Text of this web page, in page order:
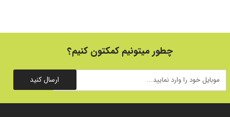
چطور میتونیم کمکتون کنیم؟
ارسال کنید